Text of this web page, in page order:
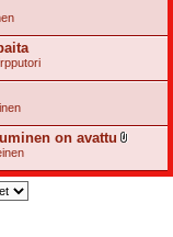
on avattu
i